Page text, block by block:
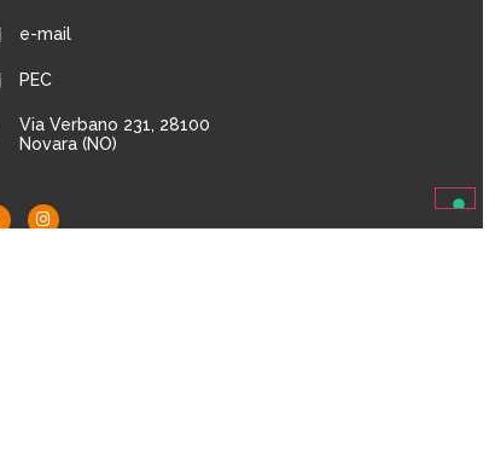
e-mail
PEC
Via Verbano 231, 28100
Novara (NO)